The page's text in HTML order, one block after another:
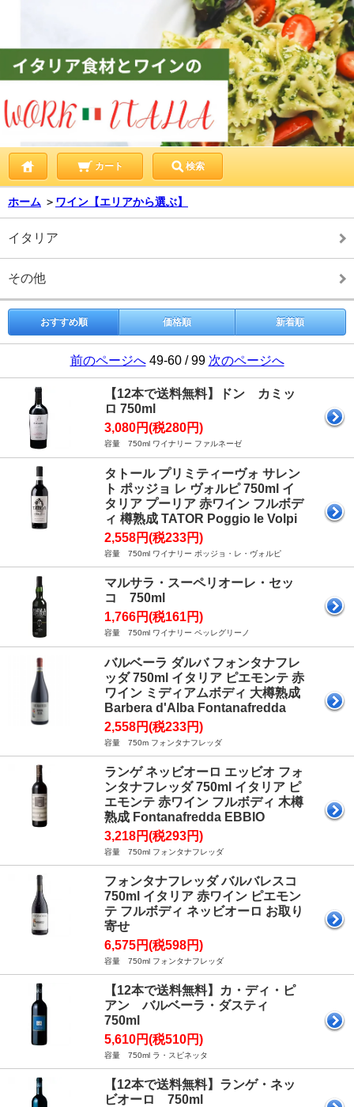
カート 検索
ホーム ＞ ワイン【エリアから選ぶ】
イタリア
その他
おすすめ順 価格順 新着順
前のページへ49-60 / 99 次のページへ
【12本で送料無料】ドン カミッ
ロ 750ml
3,080円(税280円)
容量 750ml ワイナリー ファルネーゼ
タトール プリミティーヴォ サレン
ト ポッジョ レ ヴォルピ 750ml イ
タリア プーリア 赤ワイン フルボデ
ィ 樽熟成 TATOR Poggio le Volpi
2,558円(税233円)
容量 750ml ワイナリー ポッジョ・レ・ヴォルピ
マルサラ・スーペリオーレ・セッ
コ 750ml
1,766円(税161円)
容量 750ml ワイナリー ペッレグリーノ
バルベーラ ダルバ フォンタナフレ
ッダ 750ml イタリア ピエモンテ 赤
ワイン ミディアムボディ 大樽熟成
Barbera d'Alba Fontanafredda
2,558円(税233円)
容量 750m フォンタナフレッダ
ランゲ ネッビオーロ エッビオ フォ
ンタナフレッダ 750ml イタリア ピ
エモンテ 赤ワイン フルボディ 木樽
熟成 Fontanafredda EBBIO
3,218円(税293円)
容量 750ml フォンタナフレッダ
フォンタナフレッダ バルバレスコ
750ml イタリア 赤ワイン ピエモン
テ フルボディ ネッビオーロ お取り
寄せ
6,575円(税598円)
容量 750ml フォンタナフレッダ
【12本で送料無料】カ・ディ・ピ
アン バルベーラ・ダスティ
750ml
5,610円(税510円)
容量 750ml ラ・スピネッタ
【12本で送料無料】ランゲ・ネッ
ビオーロ 750ml